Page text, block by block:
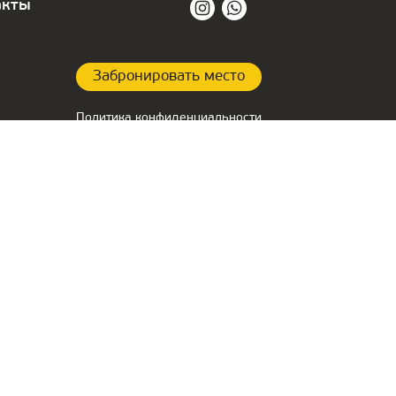
Забронировать место
Политика конфиденциальности